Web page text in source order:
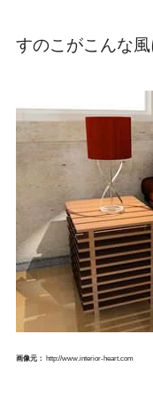
すのこがこんな
画像元： http://www.interior-heart.com